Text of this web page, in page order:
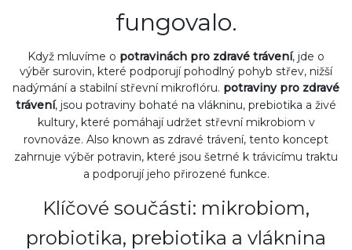
fungovalo.
Když mluvíme o potravinách pro zdravé trávení, jde o
výběr surovin, které podporují pohodlný pohyb střev, nižší
nadýmání a stabilní střevní mikroflóru. potraviny pro zdravé
trávení, jsou potraviny bohaté na vlákninu, prebiotika a živé
kultury, které pomáhají udržet střevní mikrobiom v
rovnováze. Also known as zdravé trávení, tento koncept
zahrnuje výběr potravin, které jsou šetrné k trávicímu traktu
a podporují jeho přirozené funkce.
Klíčové součásti: mikrobiom,
probiotika, prebiotika a vláknina